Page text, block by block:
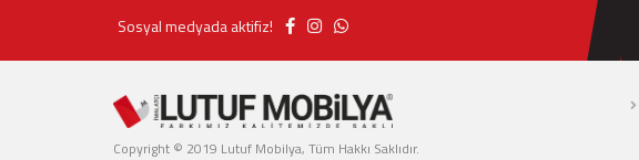
Sosyal medyada aktifiz!
Copyright © 2019 Lutuf Mobilya, Tüm Hakkı Saklıdır.